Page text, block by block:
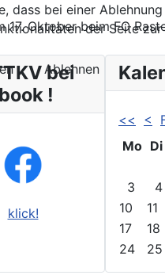
17. Oktober beim FC
bei
!
klick!
<< <
Mo Di
3
4
10
11
17
18
24
25
dass bei einer
der Seite
Ablehnen